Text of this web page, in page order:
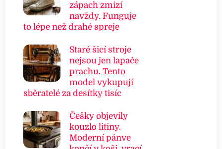
zápach zmizí
navždy. Funguje
to lépe než drahé spreje
Staré šicí stroje
nejsou jen lapače
prachu. Tento
model vykupují
sběratelé za desítky tisíc
Češky objevily
kouzlo litiny.
Moderní pánve